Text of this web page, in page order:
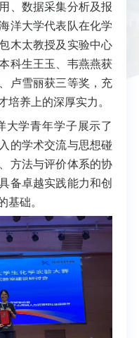
、数据采集分析及报
洋大学代表队在化学
包木太教授及 实验中心
科生王玉、韦燕燕获
、卢雪丽获三等奖， 充
培养上的深厚实力。
大学青年学子 展示了
的学术交流与思想碰
方法与评价体系的协
备卓越实践能力和创
基础。